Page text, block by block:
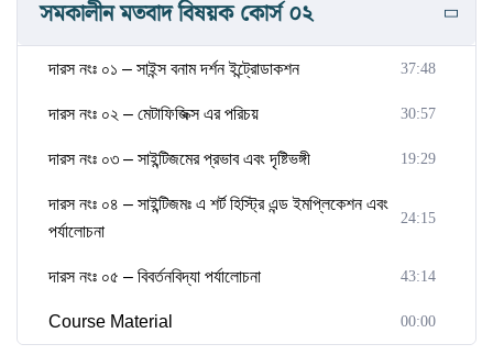
সমকালীন মতবাদ বিষয়ক কোর্স ০২
দারস নংঃ ০১ – সাইন্স বনাম দর্শন ইন্ট্রোডাকশন 37:48
দারস নংঃ ০২ – মেটাফিজিক্স এর পরিচয় 30:57
দারস নংঃ ০৩ – সাইন্টিজমের প্রভাব এবং দৃষ্টিভঙ্গী 19:29
দারস নংঃ ০৪ – সাইন্টিজমঃ এ শর্ট হিস্ট্রি এন্ড ইমপ্লিকেশন এবং
পর্যালোচনা
24:15
দারস নংঃ ০৫ – বিবর্তনবিদ্যা পর্যালোচনা 43:14
Course Material 00:00